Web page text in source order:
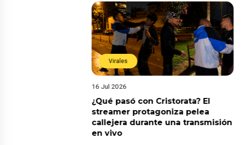
Virales
16 Jul 2026
¿Qué pasó con Cristorata? El
streamer protagoniza pelea
callejera durante una transmisión
en vivo